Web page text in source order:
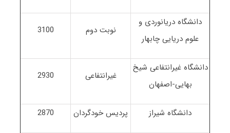
دانشگاه دریانوردی و
علوم دریایی چابهار
نوبت دوم 3100
دانشگاه غیرانتفاعی شیخ
بهایی-اصفهان
غیرانتفاعی 2930
دانشگاه شیراز پردیس خودگردان 2870